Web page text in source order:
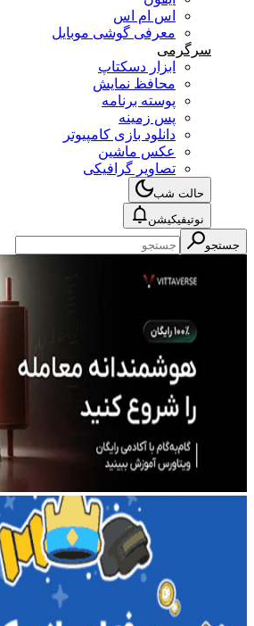
اس ام اس
معرفی گوشی موبایل
سرگرمی
ابزار دسکتاپ
محافظ نمایش
پوسته برنامه
پس زمینه
دانلود بازی کامپیوتر
عکس ماشین
تصاویر گرافیکی
حالت شب
نوتیفیکیشن
جستجو